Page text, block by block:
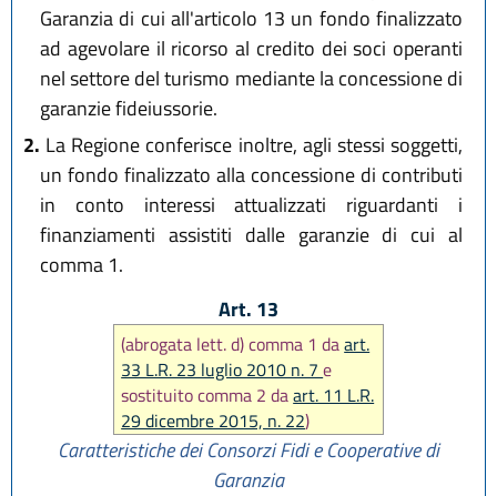
Garanzia di cui all'articolo 13 un fondo finalizzato
ad agevolare il ricorso al credito dei soci operanti
nel settore del turismo mediante la concessione di
garanzie fideiussorie.
2. La Regione conferisce inoltre, agli stessi soggetti,
un fondo finalizzato alla concessione di contributi
in conto interessi attualizzati riguardanti i
finanziamenti assistiti dalle garanzie di cui al
comma 1.
Art. 13
(abrogata lett. d) comma 1 daart.
33 L.R. 23 luglio 2010 n. 7e
sostituito comma 2 daart. 11 L.R.
29 dicembre 2015, n. 22)
Caratteristiche dei Consorzi Fidi e Cooperative di
Garanzia